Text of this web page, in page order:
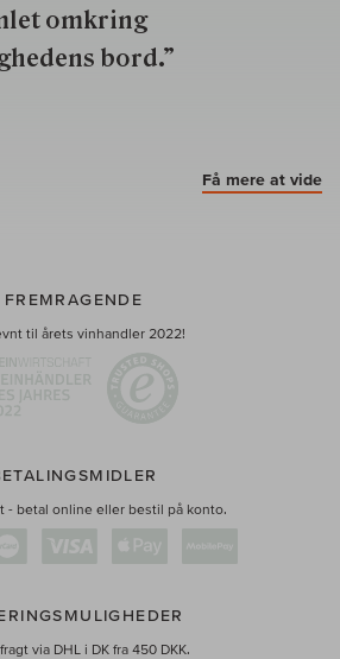
omkring
bord.”
Få mere at vide
FREMRAGENDE
til årets vinhandler 2022!
- betal online eller bestil på konto.
via DHL i DK fra 450 DKK.